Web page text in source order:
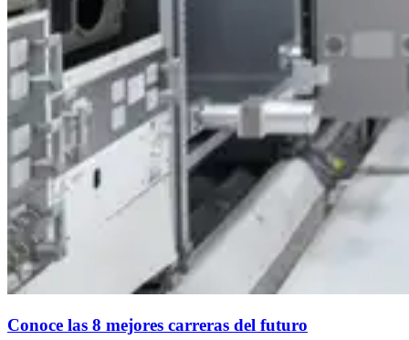
Conoce las 8 mejores carreras del futuro